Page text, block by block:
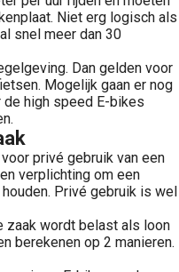
Niet erg logisch als
snel meer dan 30
Dan gelden voor
Mogelijk gaan er nog
high speed E-bikes
privé gebruik van een
verplichting om een
Privé gebruik is wel
zaak wordt belast als loon
berekenen op 2 manieren.